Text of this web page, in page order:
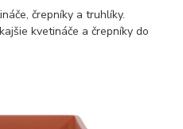
črepníky a truhlíky.
kvetináče a črepníky do